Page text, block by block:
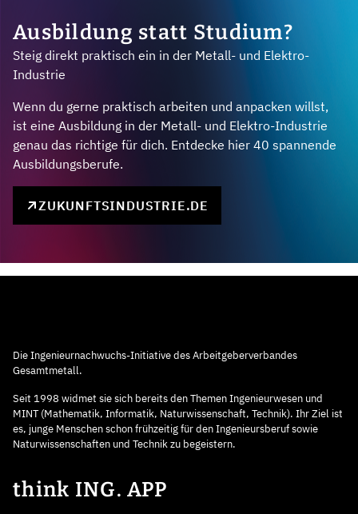
Ausbildung statt Studium?
Steig direkt praktisch ein in der Metall- und Elektro-
Industrie
Wenn du gerne praktisch arbeiten und anpacken willst,
ist eine Ausbildung in der Metall- und Elektro-Industrie
genau das richtige für dich. Entdecke hier 40 spannende
Ausbildungsberufe.
ZUKUNFTSINDUSTRIE.DE
Die Ingenieurnachwuchs-Initiative des Arbeitgeberverbandes
Gesamtmetall.
Seit 1998 widmet sie sich bereits den Themen Ingenieurwesen und
MINT (Mathematik, Informatik, Naturwissenschaft, Technik). Ihr Ziel ist
es, junge Menschen schon frühzeitig für den Ingenieursberuf sowie
Naturwissenschaften und Technik zu begeistern.
think ING. APP